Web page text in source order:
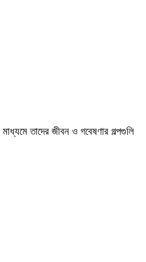
মাধ্যমে তাদের জীবন ও গবেষণার গল্পগুলি